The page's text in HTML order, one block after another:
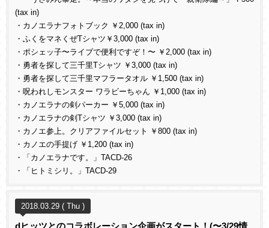
(tax in)
・カノエラナフォトブック ￥2,000 (tax in)
・ふくをマネくぜTシャツ￥3,000 (tax in)
・ポシェッ子〜ライブで便利ですぞ！〜 ￥2,000 (tax in)
・勇者を探して三千里Tシャツ ￥3,000 (tax in)
・勇者を探して三千里マフラータオル ￥1,500 (tax in)
・呪われしモンスター ワラビーちゃん ￥1,000 (tax in)
・カノエラナの剣パーカー ￥5,000 (tax in)
・カノエラナの剣Tシャツ ￥3,000 (tax in)
・カノエ参上。クリアファイルセット ￥800 (tax in)
・カノエの手提げ ￥1,200 (tax in)
・「カノエラナです。」TACD-26
・「ヒトミシリ。」TACD-29
2018.03.29 ( Thu )
dヒッツとのコラボレーション企画がスタート！(〜3/29情